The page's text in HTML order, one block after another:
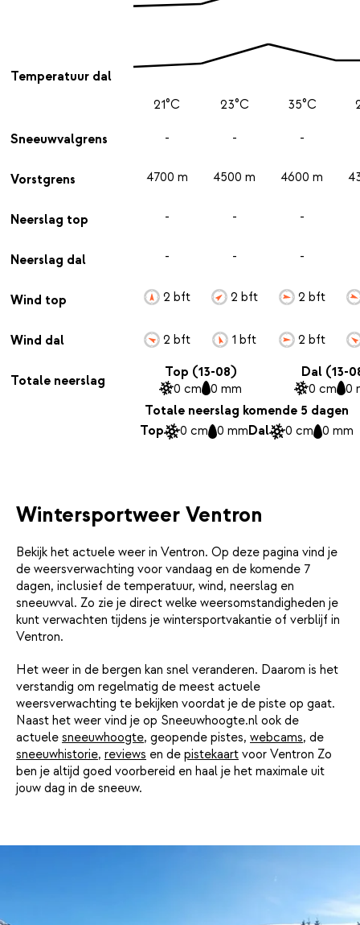
Temperatuur dal
Sneeuwvalgrens
Vorstgrens
Neerslag top
Neerslag dal
Wind top
Wind dal
Totale neerslag
21°C
-
4700 m
-
-
2 bft
2 bft
23°C
-
4500 m
-
-
2 bft
1 bft
35°C
-
4600 m
-
-
2 bft
2 bft
Top (13-08)
0 cm 0 mm
Dal (13-
0 cm 0
Totale neerslag komende 5 dagen
Top
0 cm 0 mmDal 0 cm 0 mm
Wintersportweer Ventron
Bekijk het actuele weer in Ventron. Op deze pagina vind je
de weersverwachting voor vandaag en de komende 7
dagen, inclusief de temperatuur, wind, neerslag en
sneeuwval. Zo zie je direct welke weersomstandigheden je
kunt verwachten tijdens je wintersportvakantie of verblijf in
Ventron.
Het weer in de bergen kan snel veranderen. Daarom is het
verstandig om regelmatig de meest actuele
weersverwachting te bekijken voordat je de piste op gaat.
Naast het weer vind je op Sneeuwhoogte.nl ook de
actuele sneeuwhoogte, geopende pistes, webcams, de
sneeuwhistorie, reviews en de pistekaart voor Ventron Zo
ben je altijd goed voorbereid en haal je het maximale uit
jouw dag in de sneeuw.